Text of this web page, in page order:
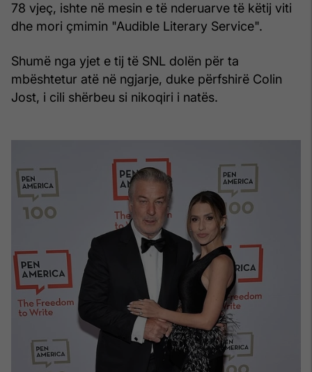
78 vjeç, ishte në mesin e të nderuarve të këtij viti
dhe mori çmimin "Audible Literary Service".
Shumë nga yjet e tij të SNL dolën për ta
mbështetur atë në ngjarje, duke përfshirë Colin
Jost, i cili shërbeu si nikoqiri i natës.